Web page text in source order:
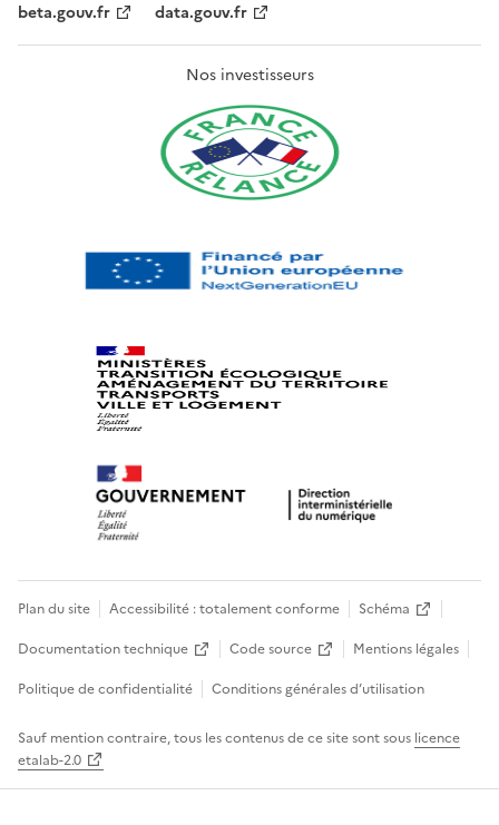
beta.gouv.fr
data.gouv.fr
Nos investisseurs
Plan du site Accessibilité : totalement conforme
Schéma
Documentation technique
Code source
Mentions légales
Politique de confidentialité
Conditions générales d’utilisation
Sauf mention contraire, tous les contenus de ce site sont sous licence
etalab-2.0